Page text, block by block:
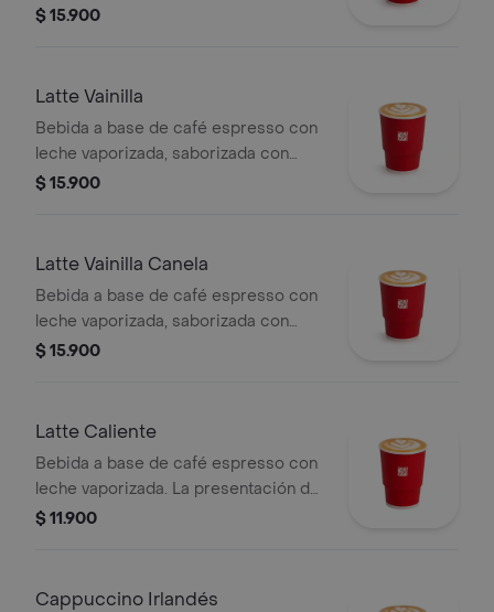
caramelo.
$ 15.900
Latte Vainilla
Bebida a base de café espresso con
leche vaporizada, saborizada con
vainilla.
$ 15.900
Latte Vainilla Canela
Bebida a base de café espresso con
leche vaporizada, saborizada con
vainilla y canela.
$ 15.900
Latte Caliente
Bebida a base de café espresso con
leche vaporizada. La presentación del
producto puede variar
transporte para pedidos a domicilio.
$ 11.900
Cappuccino Irlandés